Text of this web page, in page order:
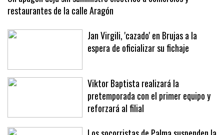
Un apagón deja sin suministro eléctrico a comercios y
restaurantes de la calle Aragón
Jan Virgili, 'cazado' en Brujas a la
Viktor Baptista realizará la
pretemporada con el primer equipo y
reforzará al filial